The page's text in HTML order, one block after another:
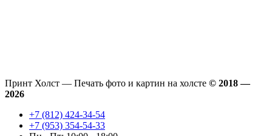
Принт Холст — Печать фото и картин на холсте © 2018 —
2026
+7 (812) 424-34-54
+7 (953) 354-54-33